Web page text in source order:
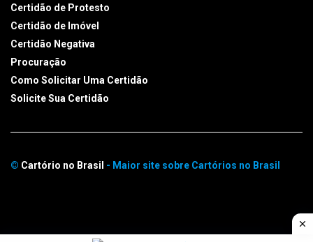
Certidão de Protesto
Certidão de Imóvel
Certidão Negativa
Procuração
Como Solicitar Uma Certidão
Solicite Sua Certidão
© Cartório no Brasil - Maior site sobre Cartórios no Brasil